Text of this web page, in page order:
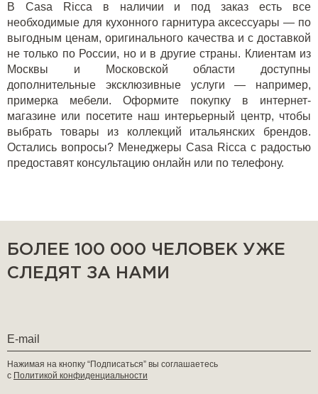
В Casa Ricca в наличии и под заказ есть все
необходимые для кухонного гарнитура аксессуары — по
выгодным ценам, оригинального качества и с доставкой
не только по России, но и в другие страны. Клиентам из
Москвы и Московской области доступны
дополнительные эксклюзивные услуги — например,
примерка мебели. Оформите покупку в интернет-
магазине или посетите наш интерьерный центр, чтобы
выбрать товары из коллекций итальянских брендов.
Остались вопросы? Менеджеры Casa Ricca с радостью
предоставят консультацию онлайн или по телефону.
БОЛЕЕ 100 000 ЧЕЛОВЕК УЖЕ
СЛЕДЯТ ЗА НАМИ
Нажимая на кнопку “Подписаться” вы соглашаетесь
с Политикой конфиденциальности